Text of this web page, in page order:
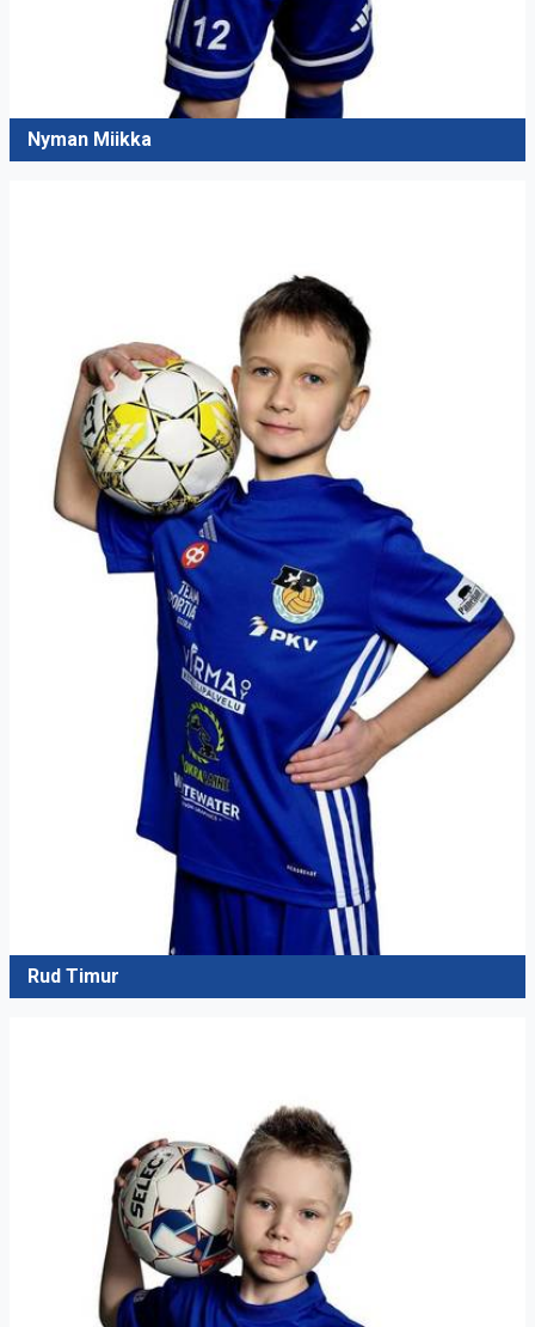
Nyman Miikka
Rud Timur